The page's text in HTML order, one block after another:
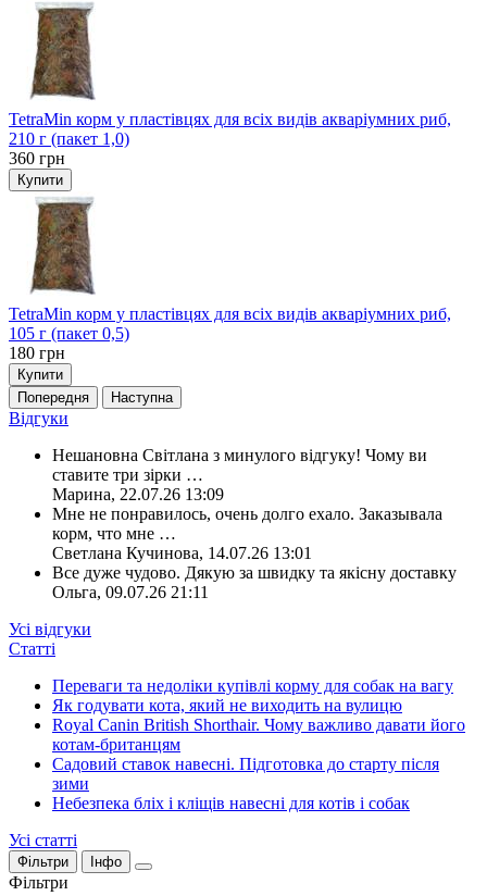
TetraMin корм у пластівцях для всіх видів акваріумних риб,
210 г (пакет 1,0)
360 грн
Купити
TetraMin корм у пластівцях для всіх видів акваріумних риб,
105 г (пакет 0,5)
180 грн
Купити
Попередня
Наступна
Відгуки
Нешановна Світлана з минулого відгуку! Чому ви
ставите три зірки …
Марина, 22.07.26 13:09
Мне не понравилось, очень долго ехало. Заказывала
корм, что мне …
Светлана Кучинова, 14.07.26 13:01
Все дуже чудово. Дякую за швидку та якісну доставку
Ольга, 09.07.26 21:11
Усі відгуки
Статті
Переваги та недоліки купівлі корму для собак на вагу
Як годувати кота, який не виходить на вулицю
Royal Canin British Shorthair. Чому важливо давати його
котам-британцям
Садовий ставок навесні. Підготовка до старту після
зими
Небезпека бліх і кліщів навесні для котів і собак
Усі статті
Фільтри Інфо
Фільтри